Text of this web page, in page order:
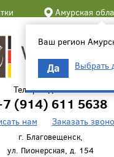
Амурская
Ваш регион
Да Выбрать
Телефон для связи
(914) 611 5638
нам Заказать
г. Благовещенск,
ул. Пионерская, д. 154